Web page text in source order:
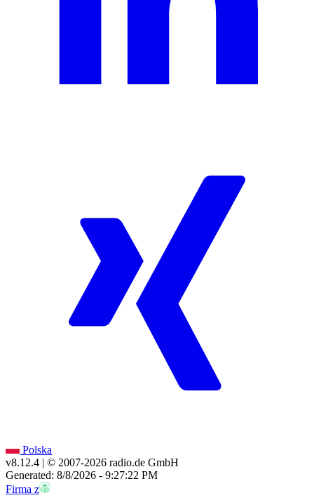
Polska
v8.12.4 | © 2007-2026 radio.de GmbH
Generated: 8/8/2026 - 9:27:22 PM
Firma z